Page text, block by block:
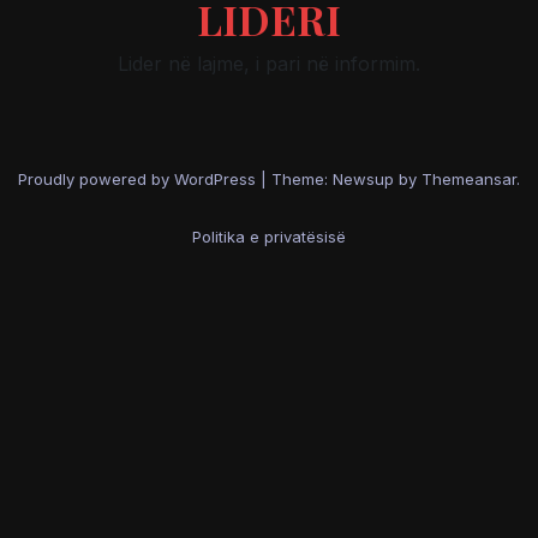
LIDERI
Lider në lajme, i pari në informim.
Proudly powered by WordPress Theme: Newsup by Themeansar.
Politika e privatësisë